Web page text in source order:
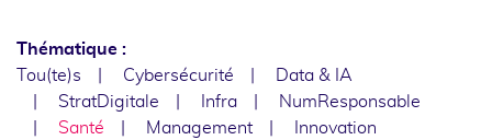
Thématique :
Tou(te)s
Cybersécurité
Data & IA
StratDigitale
Infra
NumResponsable
Santé
Management Innovation